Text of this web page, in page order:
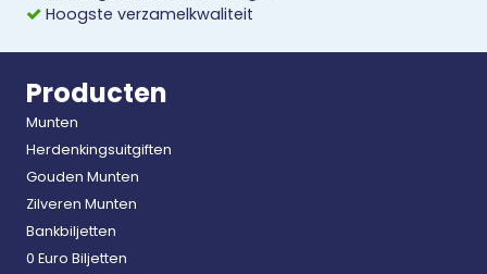
Hoogste verzamelkwaliteit
Producten
Munten
Herdenkingsuitgiften
Gouden Munten
Zilveren Munten
Bankbiljetten
0 Euro Biljetten